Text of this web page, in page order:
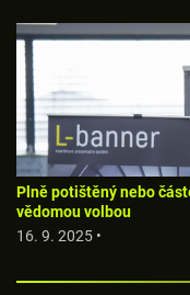
Plně potištěný nebo
vědomou volbou
16. 9. 2025 •